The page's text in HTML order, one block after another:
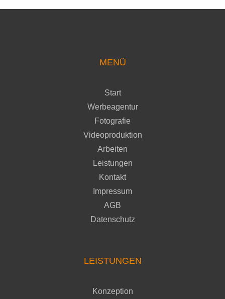
MENÜ
Start
Werbeagentur
Fotografie
Videoproduktion
Arbeiten
Leistungen
Kontakt
Impressum
AGB
Datenschutz
LEISTUNGEN
Konzeption